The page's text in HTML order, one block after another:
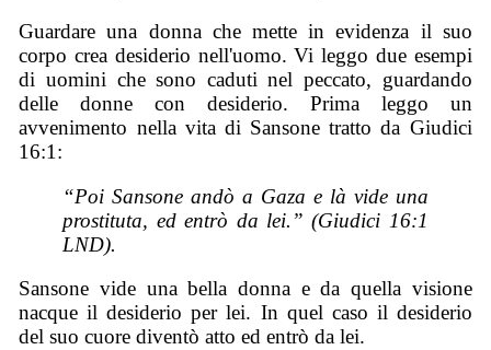
Guardare una donna che mette in evidenza il suo
corpo crea desiderio nell'uomo. Vi leggo due esempi
di uomini che sono caduti nel peccato, guardando
delle donne con desiderio. Prima leggo un
avvenimento nella vita di Sansone tratto da Giudici
16:1:
“Poi Sansone andò a Gaza e là vide una
prostituta, ed entrò da lei.” (Giudici 16:1
LND).
Sansone vide una bella donna e da quella visione
nacque il desiderio per lei. In quel caso il desiderio
del suo cuore diventò atto ed entrò da lei.